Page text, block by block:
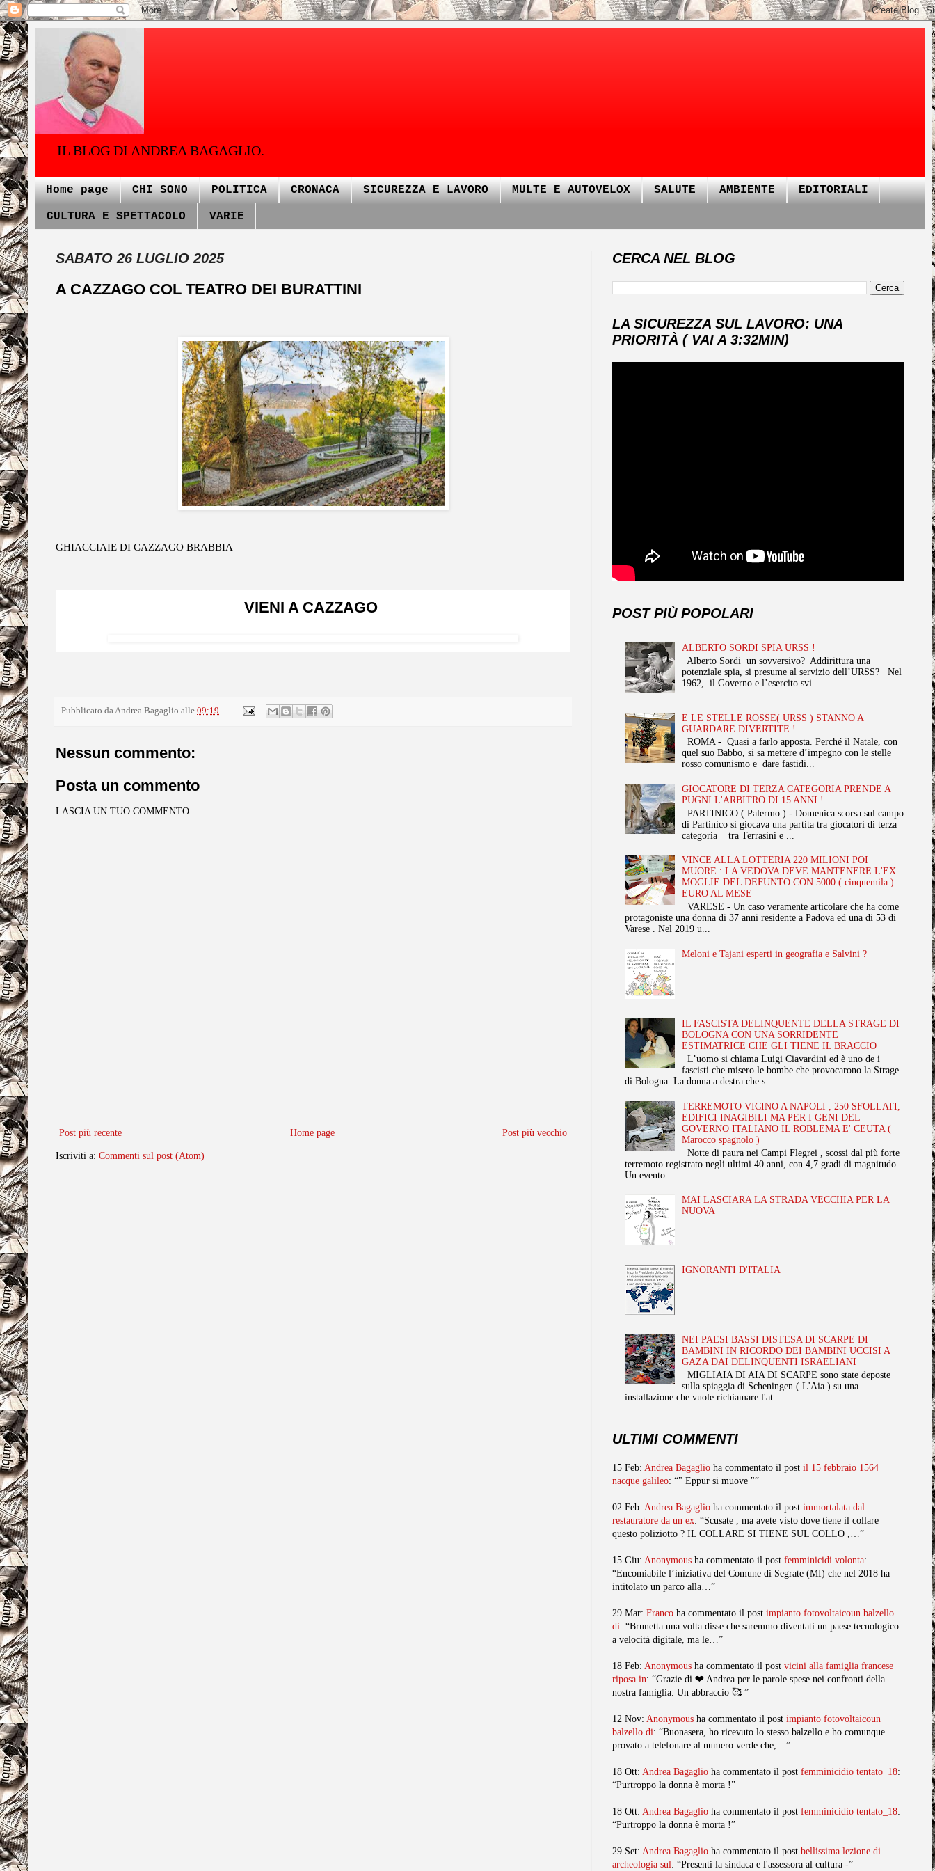
IL BLOG DI ANDREA BAGAGLIO.
Home page CHI SONO POLITICA CRONACA SICUREZZA E LAVORO MULTE E AUTOVELOX SALUTE AMBIENTE EDITORIALI
CULTURA E SPETTACOLO VARIE
SABATO 26 LUGLIO 2025
A CAZZAGO COL TEATRO DEI BURATTINI
GHIACCIAIE DI CAZZAGO BRABBIA
VIENI A CAZZAGO
Pubblicato da Andrea Bagaglio alle 09:19
Nessun commento:
Posta un commento
LASCIA UN TUO COMMENTO
Post più recente Post più vecchio
Home page
Iscriviti a: Commenti sul post (Atom)
CERCA NEL BLOG
LA SICUREZZA SUL LAVORO: UNA
PRIORITÀ ( VAI A 3:32MIN)
POST PIÙ POPOLARI
ALBERTO SORDI SPIA URSS !
Alberto Sordi un sovversivo? Addirittura una
potenziale spia, si presume al servizio dell’URSS? Nel
1962, il Governo e l’esercito svi...
E LE STELLE ROSSE( URSS ) STANNO A
GUARDARE DIVERTITE !
ROMA - Quasi a farlo apposta. Perché il Natale, con
quel suo Babbo, si sa mettere d’impegno con le stelle
rosso comunismo e dare fastidi...
GIOCATORE DI TERZA CATEGORIA PRENDE A
PUGNI L'ARBITRO DI 15 ANNI !
PARTINICO ( Palermo ) - Domenica scorsa sul campo
di Partinico si giocava una partita tra giocatori di terza
categoria tra Terrasini e ...
VINCE ALLA LOTTERIA 220 MILIONI POI
MUORE : LA VEDOVA DEVE MANTENERE L'EX
MOGLIE DEL DEFUNTO CON 5000 ( cinquemila )
EURO AL MESE
VARESE - Un caso veramente articolare che ha come
protagoniste una donna di 37 anni residente a Padova ed una di 53 di
Varese . Nel 2019 u...
Meloni e Tajani esperti in geografia e Salvini ?
IL FASCISTA DELINQUENTE DELLA STRAGE DI
BOLOGNA CON UNA SORRIDENTE
ESTIMATRICE CHE GLI TIENE IL BRACCIO
L’uomo si chiama Luigi Ciavardini ed è uno de i
fascisti che misero le bombe che provocarono la Strage
di Bologna. La donna a destra che s...
TERREMOTO VICINO A NAPOLI , 250 SFOLLATI,
EDIFICI INAGIBILI MA PER I GENI DEL
GOVERNO ITALIANO IL ROBLEMA E' CEUTA (
Marocco spagnolo )
Notte di paura nei Campi Flegrei , scossi dal più forte
terremoto registrato negli ultimi 40 anni, con 4,7 gradi di magnitudo.
Un evento ...
MAI LASCIARA LA STRADA VECCHIA PER LA
NUOVA
IGNORANTI D'ITALIA
NEI PAESI BASSI DISTESA DI SCARPE DI
BAMBINI IN RICORDO DEI BAMBINI UCCISI A
GAZA DAI DELINQUENTI ISRAELIANI
MIGLIAIA DI AIA DI SCARPE sono state deposte
sulla spiaggia di Scheningen ( L'Aia ) su una
installazione che vuole richiamare l'at...
ULTIMI COMMENTI
15 Feb: Andrea Bagaglio ha commentato il post il 15 febbraio 1564
nacque galileo: “" Eppur si muove "”
02 Feb: Andrea Bagaglio ha commentato il post immortalata dal
restauratore da un ex: “Scusate , ma avete visto dove tiene il collare
questo poliziotto ? IL COLLARE SI TIENE SUL COLLO ,…”
15 Giu: Anonymous ha commentato il post femminicidi volonta:
“Encomiabile l’iniziativa del Comune di Segrate (MI) che nel 2018 ha
intitolato un parco alla…”
29 Mar: Franco ha commentato il post impianto fotovoltaicoun balzello
di: “Brunetta una volta disse che saremmo diventati un paese tecnologico
a velocità digitale, ma le…”
18 Feb: Anonymous ha commentato il post vicini alla famiglia francese
riposa in: “Grazie di ❤️ Andrea per le parole spese nei confronti della
nostra famiglia. Un abbraccio 🥰 ”
12 Nov: Anonymous ha commentato il post impianto fotovoltaicoun
balzello di: “Buonasera, ho ricevuto lo stesso balzello e ho comunque
provato a telefonare al numero verde che,…”
18 Ott: Andrea Bagaglio ha commentato il post femminicidio tentato_18:
“Purtroppo la donna è morta !”
18 Ott: Andrea Bagaglio ha commentato il post femminicidio tentato_18:
“Purtroppo la donna è morta !”
29 Set: Andrea Bagaglio ha commentato il post bellissima lezione di
archeologia sul : “Presenti la sindaca e l'assessora al cultura -”